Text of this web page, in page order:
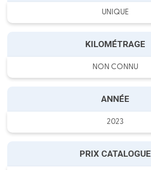
UNIQUE
KILOMÉTRAGE
NON CONNU
ANNÉE
2023
PRIX CATALOGUE